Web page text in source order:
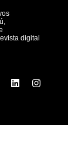
digital
L
i
d
I
n
g